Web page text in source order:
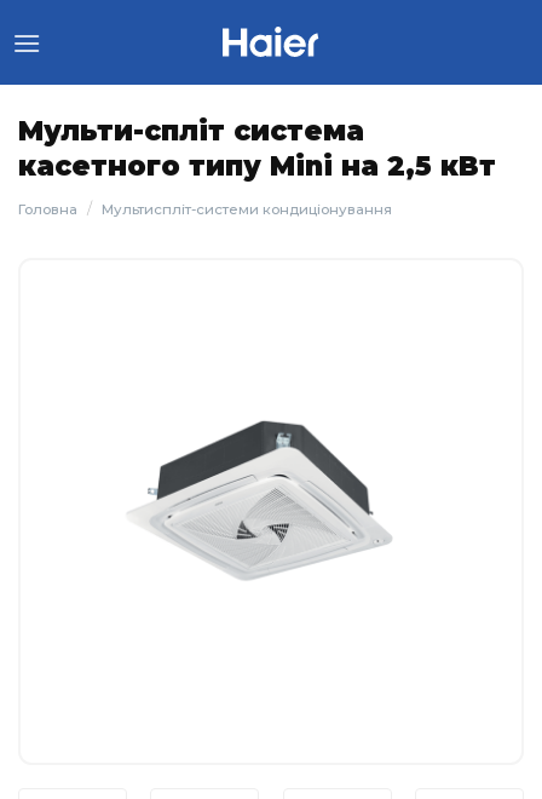
to
Мульти-спліт система
касетного типу Mini на 2,5 кВт
Головна / Мультиспліт-системи кондиціонування